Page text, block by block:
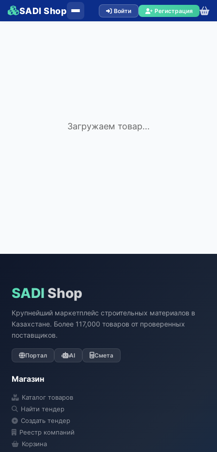
SADI Shop Войти Регистрация
Загружаем товар...
SADI Shop
Крупнейший маркетплейс строительных материалов в
Казахстане. Более 117,000 товаров от проверенных
поставщиков.
Портал AI Смета
Магазин
Каталог товаров
Найти тендер
Создать тендер
Реестр компаний
Корзина